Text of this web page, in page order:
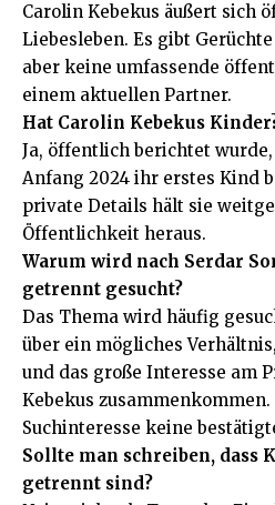
Carolin Kebekus äußert sich
Liebesleben. Es gibt
aber keine umfassende
einem aktuellen Partner.
Hat Carolin Kebekus
Ja, öffentlich berichtet
Anfang 2024 ihr erstes Kind
private Details hält sie
Öffentlichkeit heraus.
Warum wird nach Serdar
getrennt gesucht?
Das Thema wird häufig
über ein mögliches
und das große Interesse am
Kebekus
Suchinteresse keine
Sollte man schreiben, dass
getrennt sind?